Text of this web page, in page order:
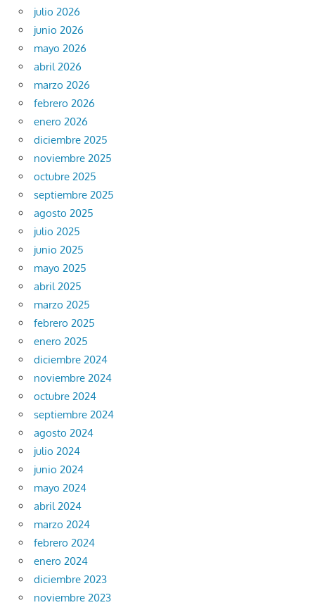
julio 2026
junio 2026
mayo 2026
abril 2026
marzo 2026
febrero 2026
enero 2026
diciembre 2025
noviembre 2025
octubre 2025
septiembre 2025
agosto 2025
julio 2025
junio 2025
mayo 2025
abril 2025
marzo 2025
febrero 2025
enero 2025
diciembre 2024
noviembre 2024
octubre 2024
septiembre 2024
agosto 2024
julio 2024
junio 2024
mayo 2024
abril 2024
marzo 2024
febrero 2024
enero 2024
diciembre 2023
noviembre 2023